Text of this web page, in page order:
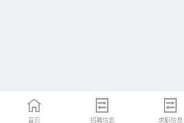
首页 招聘信息 求职信息